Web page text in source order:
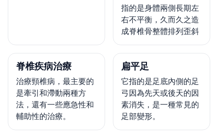
指的是身體兩側長期左
右不平衡，久而久之造
成脊椎骨整體排列歪斜
脊椎疾病治療
治療頸椎病，最主要的
是牽引和滯動兩種方
法，還有一些應急性和
輔助性的治療。
扁平足
它指的是足底內側的足
弓因為先天或後天的因
素消失，是一種常見的
足部變形。